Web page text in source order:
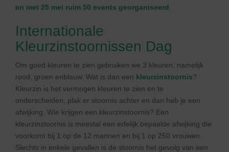
en met 25 mei ruim 50 events georganiseerd
Internationale
Kleurzinstoornissen Dag
Om goed kleuren te zien gebruiken we 3 kleuren, namelijk
rood, groen enblauw. Wat is dan een kleurzinstoornis?
Kleurzin is het vermogen kleuren te zien en te
onderscheiden, plak er stoornis achter en dan heb je een
afwijking. Wie krijgen een kleurzinstoornis? Een
kleurzinstoornis is meestal een erfelijk bepaalde afwijking die
voorkomt bij 1 op de 12 mannen en bij 1 op 250 vrouwen.
Slechts in enkele gevallen is de stoornis het gevolg van een